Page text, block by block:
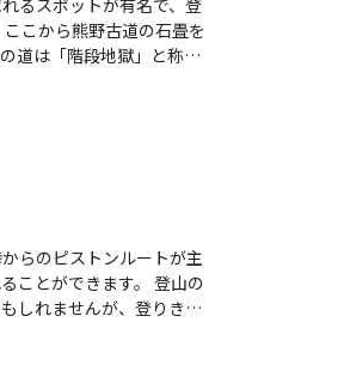
るスポットが有名で、登
道は「階段地獄」と称さ
石畳もあるため、足元に
です。下山後には、尾
らのピストンルートが主
できます。 登山の
しれませんが、登りきっ